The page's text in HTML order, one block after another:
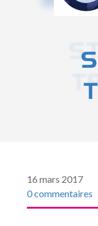
16 mars 2017
0 commentaires